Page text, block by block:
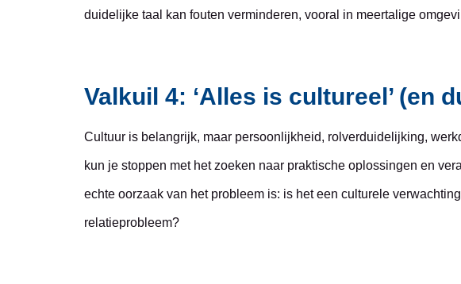
duidelijke taal kan fouten verminderen, vooral in meertalige
Valkuil 4: ‘Alles is cultureel’ (en
Cultuur is belangrijk, maar persoonlijkheid, rolverduidelijking,
kun je stoppen met het zoeken naar praktische oplossingen en
echte oorzaak van het probleem is: is het een culturele
relatieprobleem?